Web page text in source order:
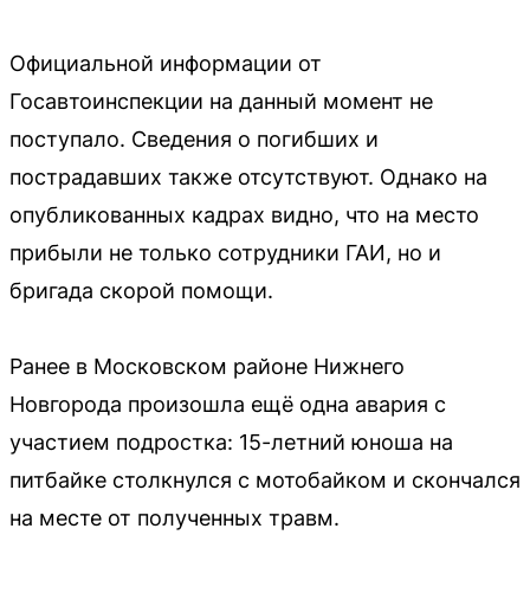
Официальной информации от
Госавтоинспекции на данный момент не
поступало. Сведения о погибших и
пострадавших также отсутствуют. Однако на
опубликованных кадрах видно, что на место
прибыли не только сотрудники ГАИ, но и
бригада скорой помощи.
Ранее в Московском районе Нижнего
Новгорода произошла ещё одна авария с
участием подростка: 15-летний юноша на
питбайке столкнулся с мотобайком и скончался
на месте от полученных травм.